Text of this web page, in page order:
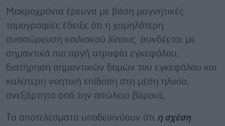
Μακροχρόνια έρευνα με βάση μαγνητικές
τομογραφίες έδειξε ότι η χαμηλότερη
συσσώρευση κοιλιακού λίπους συνδέεται με
σημαντικά πιο αργή ατροφία εγκεφάλου,
διατήρηση σημαντικών δομών του εγκεφάλου και
καλύτερη νοητική επίδοση στη μέση ηλικία,
ανεξάρτητα από την απώλεια βάρους.
Tα αποτελέσματα υποδεικνύουν ότι η σχέση